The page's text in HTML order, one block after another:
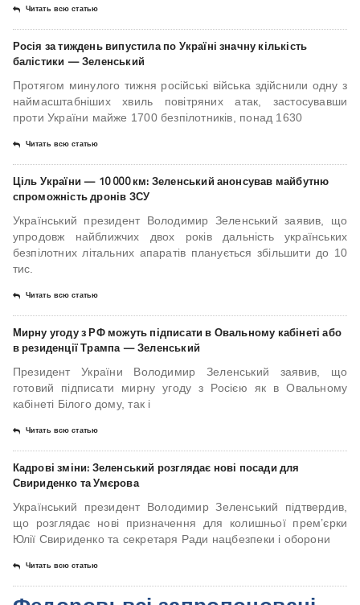
Читать всю статью
Росія за тиждень випустила по Україні значну кількість
балістики — Зеленський
Протягом минулого тижня російські війська здійснили одну з
наймасштабніших хвиль повітряних атак, застосувавши
проти України майже 1700 безпілотників, понад 1630
Читать всю статью
Ціль України — 10 000 км: Зеленський анонсував майбутню
спроможність дронів ЗСУ
Український президент Володимир Зеленський заявив, що
упродовж найближчих двох років дальність українських
безпілотних літальних апаратів планується збільшити до 10
тис.
Читать всю статью
Мирну угоду з РФ можуть підписати в Овальному кабінеті або
в резиденції Трампа — Зеленський
Президент України Володимир Зеленський заявив, що
готовий підписати мирну угоду з Росією як в Овальному
кабінеті Білого дому, так і
Читать всю статью
Кадрові зміни: Зеленський розглядає нові посади для
Свириденко та Умєрова
Український президент Володимир Зеленський підтвердив,
що розглядає нові призначення для колишньої прем’єрки
Юлії Свириденко та секретаря Ради нацбезпеки і оборони
Читать всю статью